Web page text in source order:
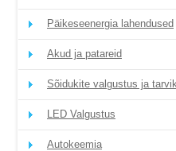
Päikeseenergia lahendused
Akud ja patareid
Sõidukite valgustus ja
LED Valgustus
Autokeemia